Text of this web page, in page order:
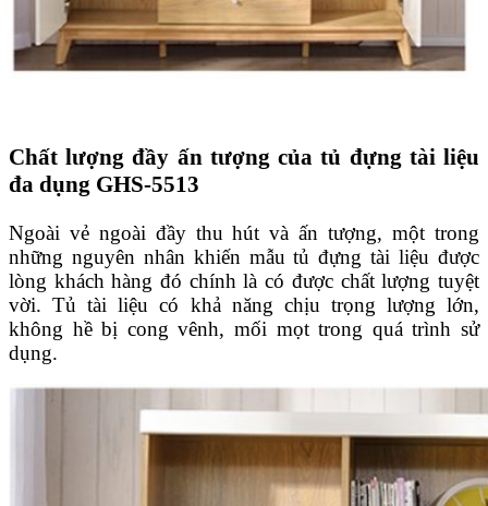
Chất lượng đầy ấn tượng của tủ đựng tài liệu
đa dụng GHS-5513
Ngoài vẻ ngoài đầy thu hút và ấn tượng, một trong
những nguyên nhân khiến mẫu tủ đựng tài liệu được
lòng khách hàng đó chính là có được chất lượng tuyệt
vời. Tủ tài liệu có khả năng chịu trọng lượng lớn,
không hề bị cong vênh, mối mọt trong quá trình sử
dụng.